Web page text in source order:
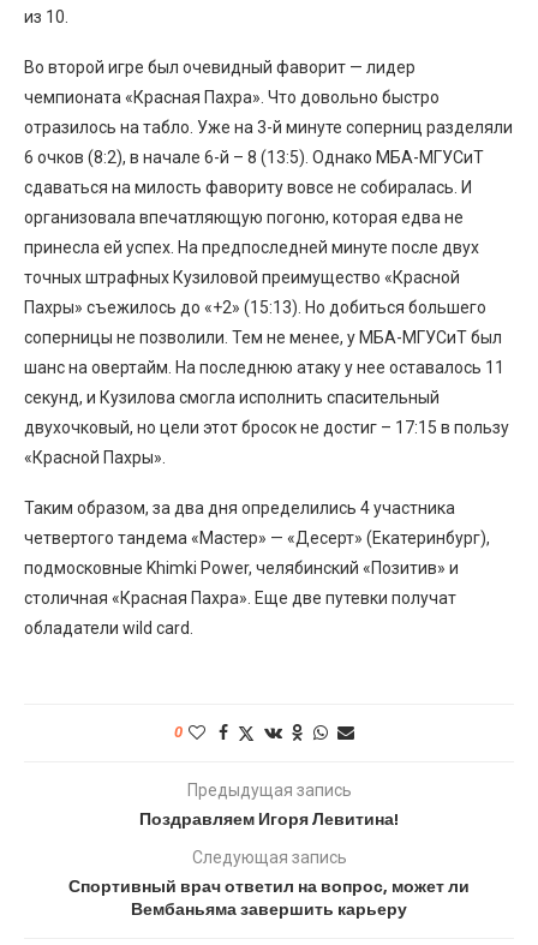
из 10.
Во второй игре был очевидный фаворит — лидер
чемпионата «Красная Пахра». Что довольно быстро
отразилось на табло. Уже на 3-й минуте соперниц разделяли
6 очков (8:2), в начале 6-й – 8 (13:5). Однако МБА-МГУСиТ
сдаваться на милость фавориту вовсе не собиралась. И
организовала впечатляющую погоню, которая едва не
принесла ей успех. На предпоследней минуте после двух
точных штрафных Кузиловой преимущество «Красной
Пахры» съежилось до «+2» (15:13). Но добиться большего
соперницы не позволили. Тем не менее, у МБА-МГУСиТ был
шанс на овертайм. На последнюю атаку у нее оставалось 11
секунд, и Кузилова смогла исполнить спасительный
двухочковый, но цели этот бросок не достиг – 17:15 в пользу
«Красной Пахры».
Таким образом, за два дня определились 4 участника
четвертого тандема «Мастер» — «Десерт» (Екатеринбург),
подмосковные Khimki Power, челябинский «Позитив» и
столичная «Красная Пахра». Еще две путевки получат
обладатели wild card.
0
Предыдущая запись
Поздравляем Игоря Левитина!
Следующая запись
Спортивный врач ответил на вопрос, может ли
Вембаньяма завершить карьеру